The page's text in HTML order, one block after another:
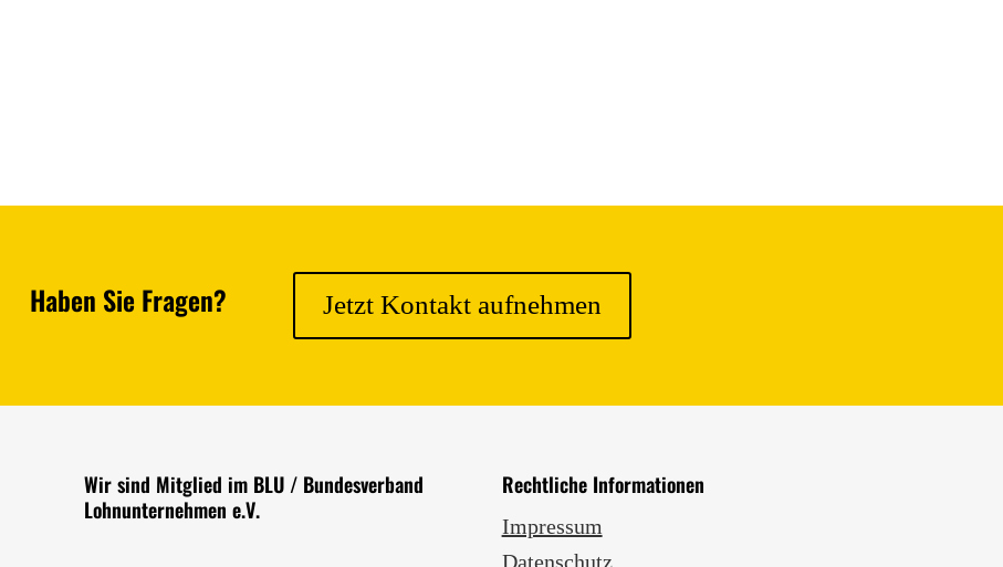
Haben Sie Fragen? Jetzt Kontakt aufnehmen
Wir sind Mitglied im BLU / Bundes­verband
Lohn­unter­nehmen e.V.
Rechtliche Infor­mationen
Impressum
Datenschutz